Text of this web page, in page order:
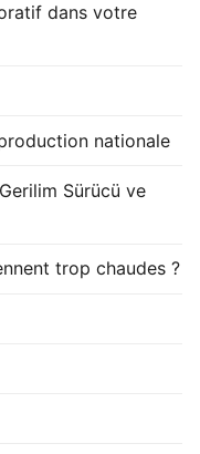
dans votre
nationale
Sürücü ve
trop chaudes ?